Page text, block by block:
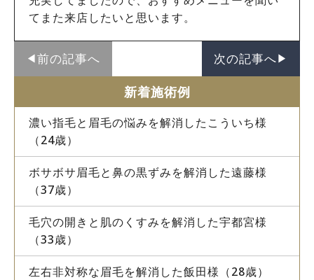
てまた来店したいと思います。
◀︎前の記事へ 次の記事へ▶︎
新着施術例
濃い指毛と眉毛の悩みを解消したこういち様
（24歳）
ボサボサ眉毛と鼻の黒ずみを解消した遠藤様
（37歳）
毛穴の開きと肌のくすみを解消した宇都宮様
（33歳）
左右非対称な眉毛を解消した飯田様（28歳）